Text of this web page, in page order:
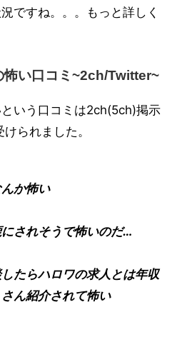
ですね。。。もっと詳しく
怖い口コミ~2ch/Twitter~
いう口コミは2ch(5ch)掲示
られました。
か怖い
されそうで怖いのだ…
たらハロワの求人とは年収
ん紹介されて怖い